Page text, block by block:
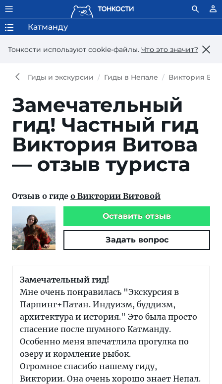
Тонкости используют сookie-файлы. Что это значит?
Катманду
Гиды и экскурсии Гиды в Непале Виктория
Замечательный
гид! Частный гид
Виктория Витова
— отзыв туриста
Отзыв о гиде о Виктории Витовой
Оставить отзыв
Задать вопрос
Замечательный гид!
Мне очень понравилась "Экскурсия в
Парпинг+Патан. Индуизм, буддизм,
архитектура и история." Это была просто
спасение после шумного Катманду.
Особенно меня впечатлила прогулка по
озеру и кормление рыбок.
Огромное спасибо нашему гиду,
Виктории. Она очень хорошо знает Непал.